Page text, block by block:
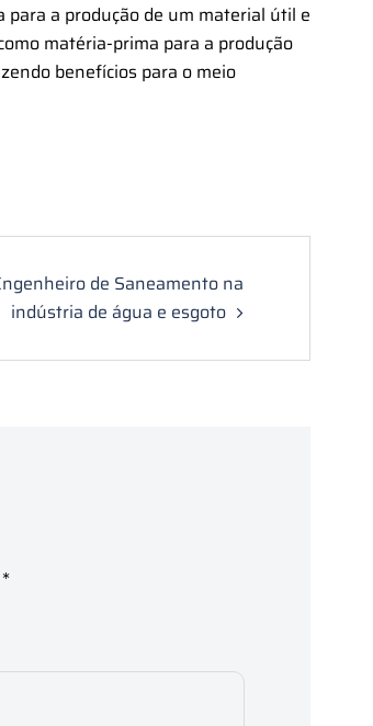
para a produção de um material útil e
matéria-prima para a produção
benefícios para o meio
de Saneamento na
indústria de água e esgoto
*